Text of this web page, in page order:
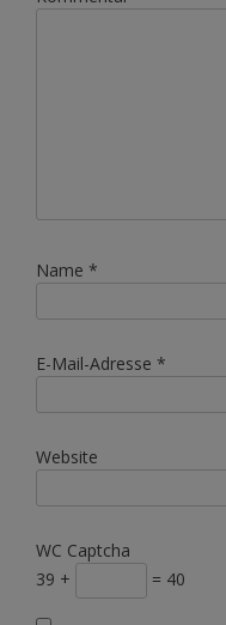
Name *
E-Mail-Adresse *
Website
WC Captcha
39 +
= 40